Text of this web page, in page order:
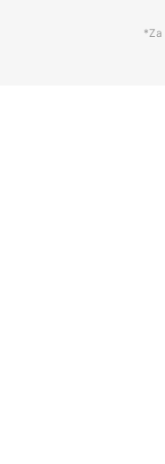
*Za